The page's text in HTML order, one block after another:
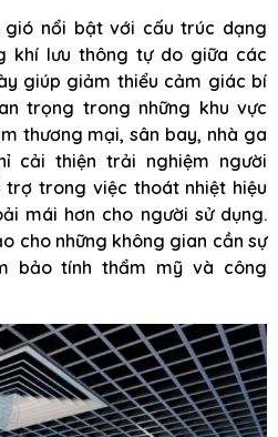
gió nổi bật với cấu trúc dạng
khí lưu thông tự do giữa các
giúp giảm thiểu cảm giác bí
trọng trong những khu vực
thương mại, sân bay, nhà ga
cải thiện trải nghiệm người
trợ trong việc thoát nhiệt hiệu
mái hơn cho người sử dụng.
cho những không gian cần sự
bảo tính thẩm mỹ và công